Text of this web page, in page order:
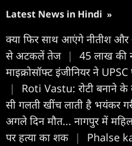
Latest News in Hindi »
क्या फिर साथ आएंगे नीतीश और
से अटकलें तेज |
45 लाख की
माइक्रोसॉफ्ट इंजीनियर ने
|
Roti Vastu: रोटी बनाने के
सी गलती खींच लाती है भयंकर
अगले दिन मौत... नागपुर में
पर हत्या का शक
|
Phalse